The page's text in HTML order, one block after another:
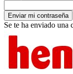
Se te ha enviado una